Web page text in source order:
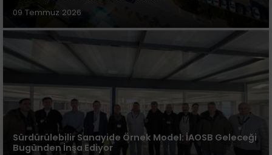
09 Temmuz 2026
Sürdürülebilir Sanayide Örnek Model: İAOSB Geleceği
Bugünden İnşa Ediyor